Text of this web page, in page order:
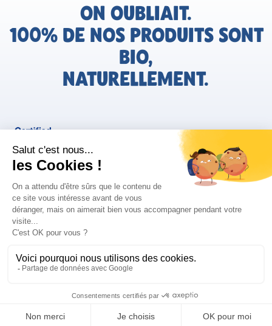
ON OUBLIAIT.
100% DE NOS PRODUITS SONT
BIO,
NATURELLEMENT.
FR
Bjorg pour les pros
Politique de confidentialité
Instagram Facebook
Retrouvez les informations AGEC de nos produits sur le site
This site is registered onwpml.orgas a development site. Switch to a production